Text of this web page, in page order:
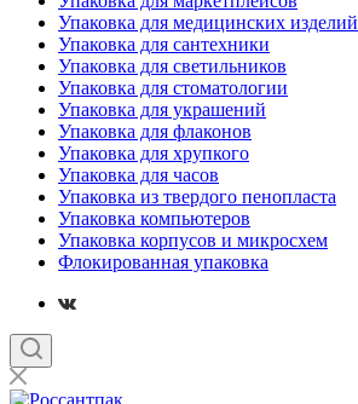
Упаковка для медицинских изделий
Упаковка для сантехники
Упаковка для светильников
Упаковка для стоматологии
Упаковка для украшений
Упаковка для флаконов
Упаковка для хрупкого
Упаковка для часов
Упаковка из твердого пенопласта
Упаковка компьютеров
Упаковка корпусов и микросхем
Флокированная упаковка